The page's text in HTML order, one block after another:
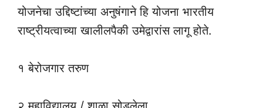
योजनेचा उद्दिष्टांच्या अनुषंगाने हि योजना भारतीय
राष्ट्रीयत्वाच्या खालीलपैकी उमेद्वारांस लागू होते.
१ बेरोजगार तरुण